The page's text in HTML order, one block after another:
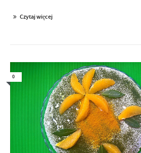
Czytaj więcej
0